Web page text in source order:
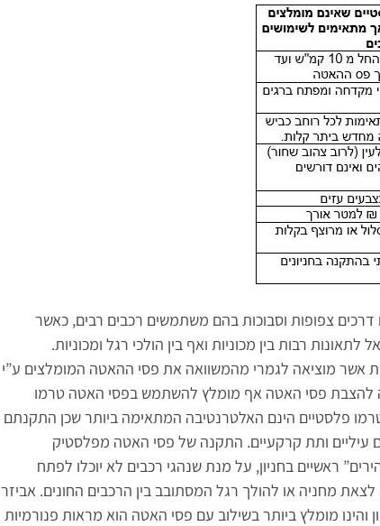
דרכים צפופות וסבוכות בהם משתמשים רכבים רבים, כאשר
רבות בין מכוניות ואף בין הולכי רגל ומכוניות.
הינה בין 10-30 קמ”ש, מהירות אשר מוציאה לגמרי מהמשוואה את פסי ההאטה המומלצים ע”י
פסי האטה אף מומלץ להשתמש בפסי האטה טרמו
פלסטיים הינם האלטרנטיבה המתאימה ביותר שכן התקנתם
עיליים ותת קרקעיים. התקנה של פסי האטה מפלסטיק
ראשיים בחניון, על מנת שנהגי רכבים לא יוכלו לפתח
מחניה או להולך רגל המסתובב בין הרכבים החונים. אביזר
מומלץ ביותר בשילוב עם פסי האטה הוא מראות פנורמיות